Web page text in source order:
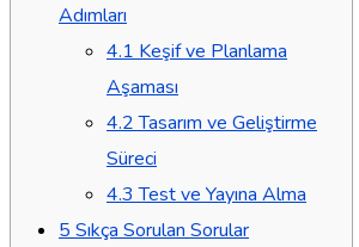
Adımları
4.1 Keşif ve Planlama
Aşaması
4.2Tasarım ve Geliştirme
Süreci
4.3 Test ve Yayına Alma
5 Sıkça Sorulan Sorular